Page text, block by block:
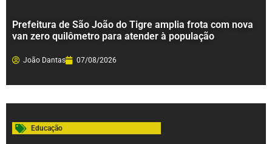
Prefeitura de São João do Tigre amplia frota com nova
van zero quilômetro para atender à população
João Dantas 07/08/2026
Educação